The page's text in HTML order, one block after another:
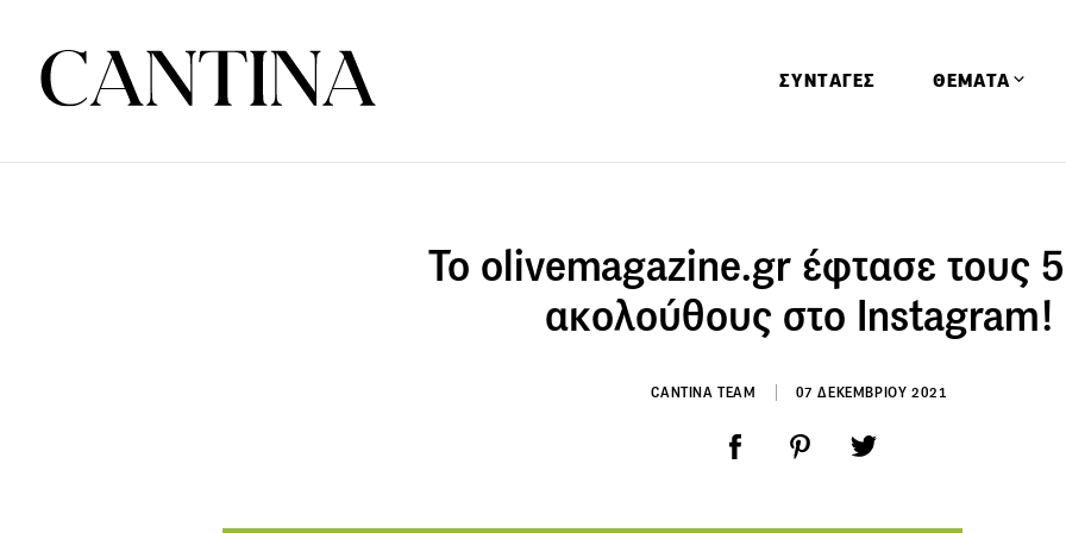
ΣΥΝΤΑΓΕΣ ΘΕΜΑΤΑ
Ειδήσεις
Έρευνες
Παιδί
To olivemagazine.gr έφτασε τους
ακολούθους στο Instagram!
CANTINA TEAM 07 ΔΕΚΕΜΒΡΙΟΥ 2021